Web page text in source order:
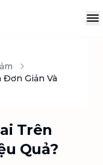
Đơn Giản Và
Trên
Quả?